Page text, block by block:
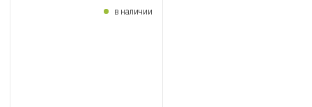
в наличии